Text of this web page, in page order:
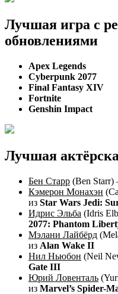
Лучшая игра с
обновлениями
Apex Legends
Cyberpunk 2077
Final Fantasy XIV
Fortnite
Genshin Impact
Лучшая
Бен Старр (Ben
Кэмерон Монахэн
из Star Wars Jedi:
Идрис Эльба (Idris
2077: Phantom
Мэлани Лайбёрд
из Alan Wake II
Нил Ньюбон (Neil
Gate III
Юрий Ловенталь
из Marvel’s Spider-